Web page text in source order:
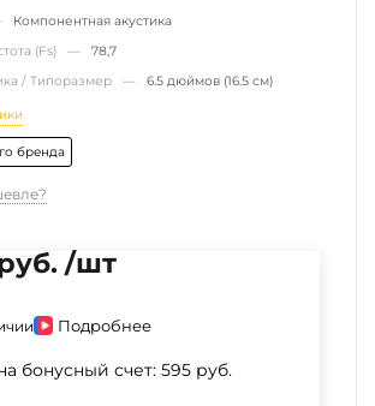
Компонентная акустика
(Fs) — 78,7
/ Типоразмер — 6.5 дюймов (16.5 см)
бренда
/шт
Подробнее
бонусный счет: 595 руб.